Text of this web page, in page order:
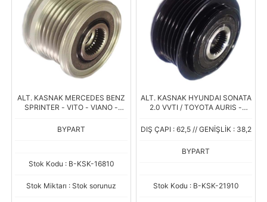
ALT. KASNAK MERCEDES BENZ
SPRINTER - VITO - VIANO -
E200 - E220 - E250 - GLK220 6
BYPART
Stok Kodu : B-KSK-16810
Stok Miktarı : Stok sorunuz
ALT. KASNAK HYUNDAI SONATA
2.0 VVTI / TOYOTA AURIS -
DIŞ ÇAPI : 62,5 // GENİŞLİK : 38,2
BYPART
Stok Kodu : B-KSK-21910